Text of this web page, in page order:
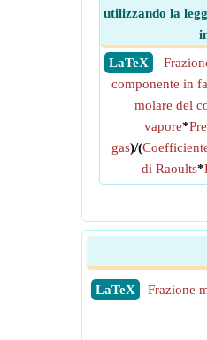
utilizzando la
​ LaTeX
componente in
molare del
vapore*
gas)/(
di Raoults*
​LaTeX Frazione